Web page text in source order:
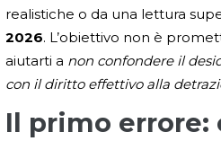
realistiche o da una lettura
2026. L’obiettivo non è
aiutarti a non confondere il
con il diritto effettivo alla
Il primo errore: